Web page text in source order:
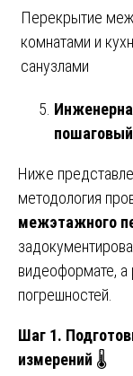
Перекрытие
комнатами и
санузлами
Ниже
методология
межэтажного
видеоформате,
погрешностей.
Шаг 1.
измерений 🌡️